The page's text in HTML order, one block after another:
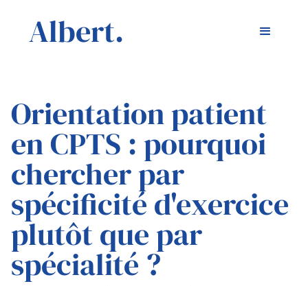
Albert.
Orientation patient
en CPTS : pourquoi
chercher par
spécificité d'exercice
plutôt que par
spécialité ?